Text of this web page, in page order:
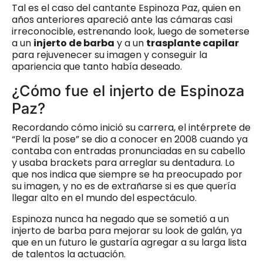
Tal es el caso del cantante Espinoza Paz, quien en
años anteriores apareció ante las cámaras casi
irreconocible, estrenando look, luego de someterse
a un injerto de barba y a un trasplante capilar
para rejuvenecer su imagen y conseguir la
apariencia que tanto había deseado.
¿Cómo fue el injerto de Espinoza
Paz?
Recordando cómo inició su carrera, el intérprete de
“Perdí la pose” se dio a conocer en 2008 cuando ya
contaba con entradas pronunciadas en su cabello
y usaba brackets para arreglar su dentadura. Lo
que nos indica que siempre se ha preocupado por
su imagen, y no es de extrañarse si es que quería
llegar alto en el mundo del espectáculo.
Espinoza nunca ha negado que se sometió a un
injerto de barba para mejorar su look de galán, ya
que en un futuro le gustaría agregar a su larga lista
de talentos la actuación.